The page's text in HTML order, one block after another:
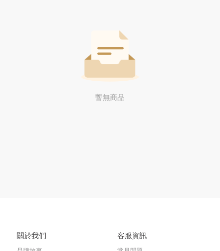
暫無商品
關於我們 客服資訊